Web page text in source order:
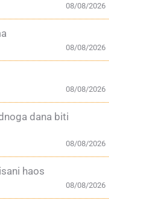
08/08/2026
08/08/2026
08/08/2026
dana biti
08/08/2026
haos
08/08/2026